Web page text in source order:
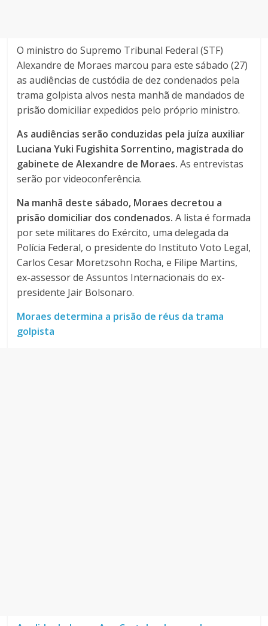
O ministro do Supremo Tribunal Federal (STF)
Alexandre de Moraes marcou para este sábado (27)
as audiências de custódia de dez condenados pela
trama golpista alvos nesta manhã de mandados de
prisão domiciliar expedidos pelo próprio ministro.
As audiências serão conduzidas pela juíza auxiliar
Luciana Yuki Fugishita Sorrentino, magistrada do
gabinete de Alexandre de Moraes. As entrevistas
serão por videoconferência.
Na manhã deste sábado, Moraes decretou a
prisão domiciliar dos condenados. A lista é formada
por sete militares do Exército, uma delegada da
Polícia Federal, o presidente do Instituto Voto Legal,
Carlos Cesar Moretzsohn Rocha, e Filipe Martins,
ex-assessor de Assuntos Internacionais do ex-
presidente Jair Bolsonaro.
Moraes determina a prisão de réus da trama
golpista